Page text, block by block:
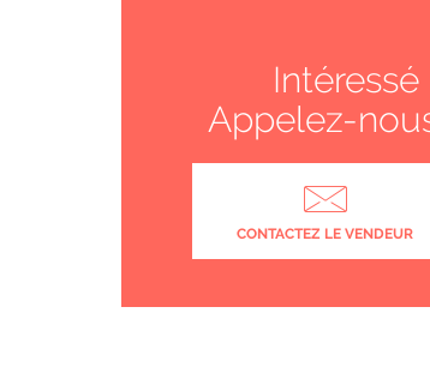
Appelez-
CONTACTEZ LE VENDEUR